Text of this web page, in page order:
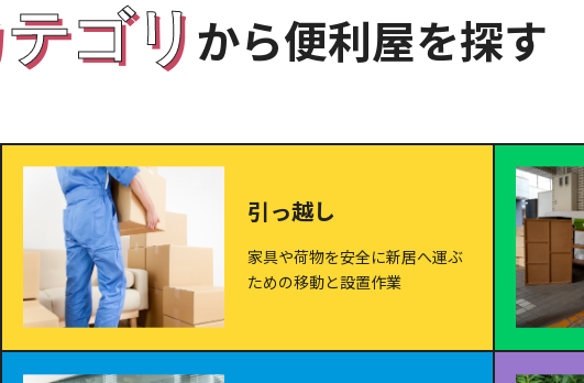
ゴリから便利屋を探す
引っ越し
家具や荷物を安全に新居へ運ぶ
ための移動と設置作業